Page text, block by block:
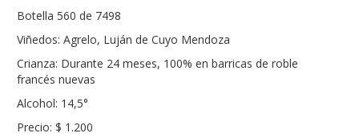
Botella 560 de 7498
Viñedos: Agrelo, Luján de Cuyo Mendoza
Crianza: Durante 24 meses, 100% en barricas de roble
francés nuevas
Alcohol: 14,5°
Precio: $ 1.200